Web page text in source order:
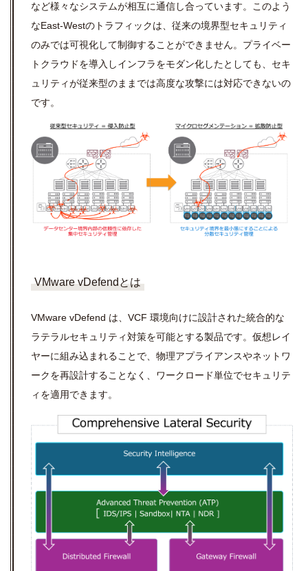
など様々なシステムが相互に通信し合っています。このよう
なEast-Westのトラフィックは、従来の境界型セキュリティ
のみでは可視化して制御することができません。プライベー
トクラウドを導入しインフラをモダン化したとしても、セキ
ュリティが従来型のままでは高度な攻撃には対応できないの
です。
VMware vDefendとは
VMware vDefend は、VCF 環境向けに設計された統合的な
ラテラルセキュリティ対策を可能とする製品です。仮想レイ
ヤーに組み込まれることで、物理アプライアンスやネットワ
ークを再設計することなく、ワークロード単位でセキュリテ
ィを適用できます。